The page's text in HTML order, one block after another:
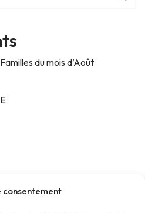
consentement
du mois d’Août